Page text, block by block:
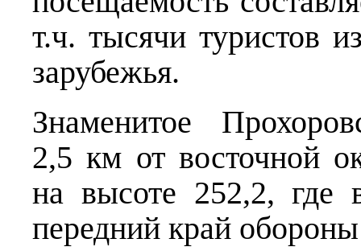
т.ч. тысячи туристов
зарубежья.
Знаменитое
2,5 км от восточной
на высоте 252,2, где
передний край